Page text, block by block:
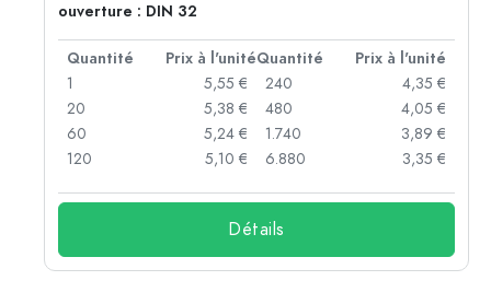
ouverture : DIN 32
Quantité Prix à l'unitéQuantité
Prix à l'unité
1
5,55 €
20
5,38 €
60
5,24 €
120
5,10 €
240
4,35 €
480
4,05 €
1.740
3,89 €
6.880
3,35 €
Détails